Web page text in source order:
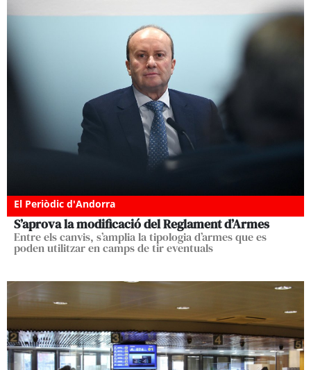
El Periòdic d'Andorra
S’aprova la modificació del Reglament d’Armes
Entre els canvis, s’amplia la tipologia d’armes que es
poden utilitzar en camps de tir eventuals